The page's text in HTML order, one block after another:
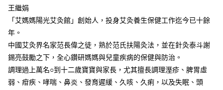
王繼娟
「艾媽媽陽光艾灸館」創始人，投身艾灸養生保健工作迄今已十餘
年。
中國艾灸界名家范長偉之徒，熟於范氏扶陽灸法，並在針灸泰斗謝
錫亮鼓勵之下，全心鑽研媽媽與兒童疾病的保健與防治。
調理過上萬名○到十二歲寶寶與家長，尤其擅長調理溼疹、脾胃虛
弱、疳疾、哮喘、鼻炎、發育遲緩、久咳、久痢，以及失眠、頭